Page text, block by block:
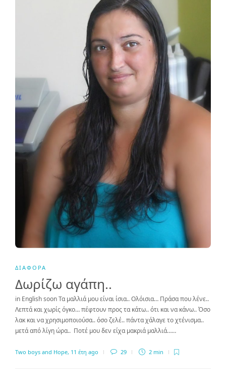
ΔΙΆΦΟΡΑ
Δωρίζω αγάπη..
in English soon Τα μαλλιά μου είναι ίσια.. Ολόισια… Πράσα που λένε..
Λεπτά και χωρίς όγκο… πέφτουν προς τα κάτω.. ότι και να κάνω.. Όσο
λακ και να χρησιμοποιούσα.. όσο ζελέ.. πάντα χάλαγε το χτένισμα..
μετά από λίγη ώρα.. Ποτέ μου δεν είχα μακριά μαλλιά……
Two boys and Hope, 11 έτη ago 29 2 min